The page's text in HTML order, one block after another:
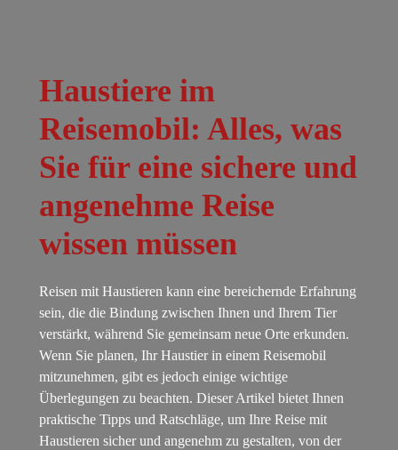
Haustiere im
Reisemobil: Alles, was
Sie für eine sichere und
angenehme Reise
wissen müssen
Reisen mit Haustieren kann eine bereichernde Erfahrung
sein, die die Bindung zwischen Ihnen und Ihrem Tier
verstärkt, während Sie gemeinsam neue Orte erkunden.
Wenn Sie planen, Ihr Haustier in einem Reisemobil
mitzunehmen, gibt es jedoch einige wichtige
Überlegungen zu beachten. Dieser Artikel bietet Ihnen
praktische Tipps und Ratschläge, um Ihre Reise mit
Haustieren sicher und angenehm zu gestalten, von der